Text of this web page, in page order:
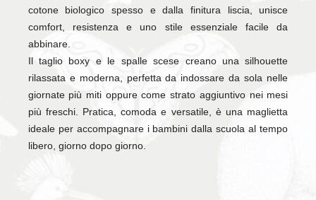
cotone biologico spesso e dalla finitura liscia, unisce
comfort, resistenza e uno stile essenziale facile da
abbinare.
Il taglio boxy e le spalle scese creano una silhouette
rilassata e moderna, perfetta da indossare da sola nelle
giornate più miti oppure come strato aggiuntivo nei mesi
più freschi. Pratica, comoda e versatile, è una maglietta
ideale per accompagnare i bambini dalla scuola al tempo
libero, giorno dopo giorno.